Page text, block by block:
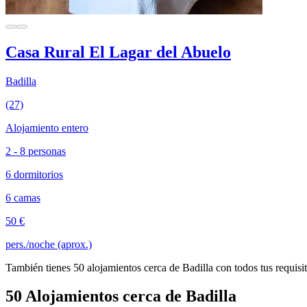
Casa Rural El Lagar del Abuelo
Badilla
(27)
Alojamiento entero
2 - 8 personas
6 dormitorios
6 camas
50 €
pers./noche (aprox.)
También tienes 50 alojamientos cerca de Badilla con todos tus
50 Alojamientos cerca de Badilla